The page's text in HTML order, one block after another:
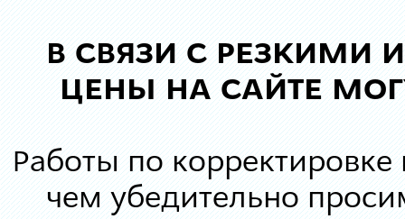
В СВЯЗИ С РЕЗКИМИ
ЦЕНЫ НА САЙТЕ
Работы по корректировке
чем убедительно